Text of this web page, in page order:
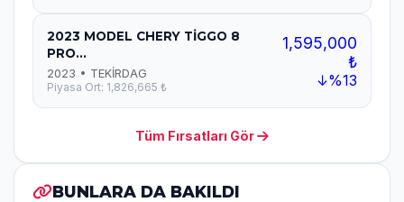
2023 MODEL CHERY TİGGO 8
PRO...
2023 • TEKİRDAG
Piyasa Ort: 1,826,665 ₺
1,595,000
₺
↓%13
Tüm Fırsatları Gör
BUNLARA DA BAKILDI